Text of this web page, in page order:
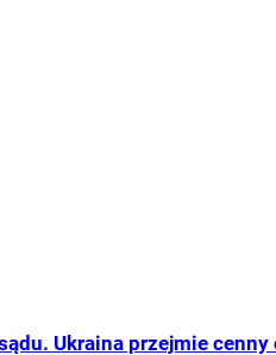
Ukraina przejmie